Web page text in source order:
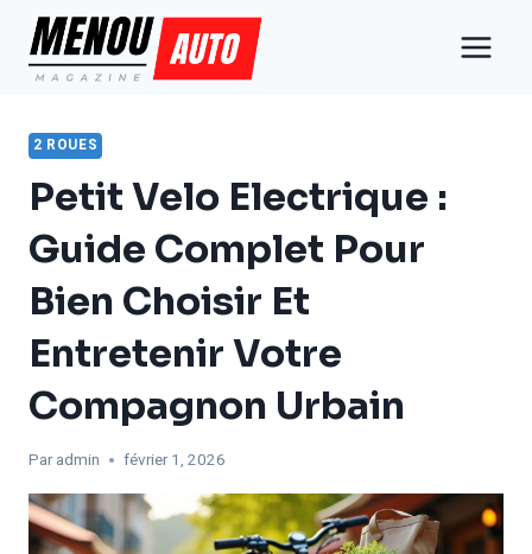
Aller
contenu
2 ROUES
Petit Velo Electrique :
Guide Complet Pour
Bien Choisir Et
Entretenir Votre
Compagnon Urbain
Par admin février 1, 2026